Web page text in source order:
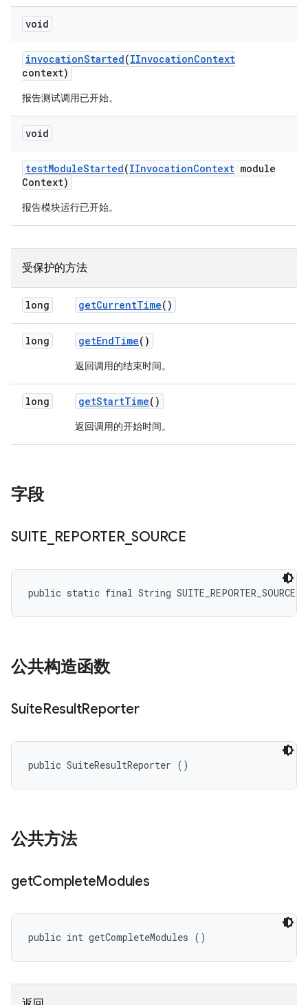
void
invocationStarted(IInvocationContext
context)
报告测试调用已开始。
void
testModuleStarted(IInvocationContext module
Context)
报告模块运行已开始。
受保护的方法
long getCurrentTime()
long getEndTime()
返回调用的结束时间。
long getStartTime()
返回调用的开始时间。
字段
SUITE REPORTER_SOURCE
public static final String SUITE_REPORTER_SOURCE
公共构造函数
SuiteResultReporter
public SuiteResultReporter ()
公共方法
getCompleteModules
public int getCompleteModules ()